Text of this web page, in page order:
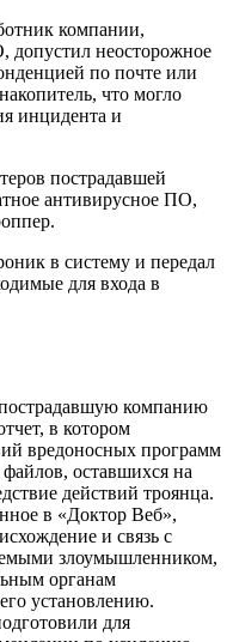
компании,
неосторожное
по почте или
что могло
инцидента и
пострадавшей
антивирусное ПО,
в систему и передал
для входа в
пострадавшую компанию
в котором
вредоносных программ
оставшихся на
действий троянца.
в «Доктор Веб»,
и связь с
злоумышленником,
органам
установлению.
для